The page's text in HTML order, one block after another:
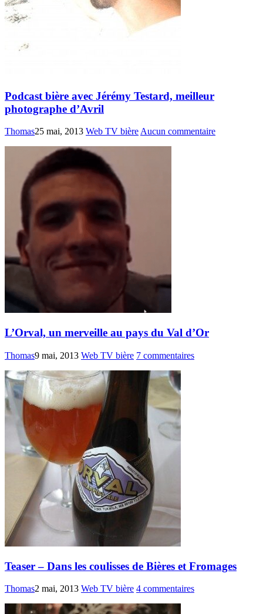
Podcast bière avec Jérémy Testard, meilleur
photographe d’Avril
Thomas25 mai, 2013 Web TV bièreAucun commentaire
L’Orval, un merveille au pays du Val d’Or
Thomas9 mai, 2013 Web TV bière 7 commentaires
Teaser – Dans les coulisses de Bières et Fromages
Thomas2 mai, 2013 Web TV bière 4 commentaires